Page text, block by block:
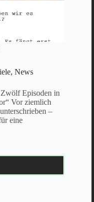
, News
Zwölf Episoden in
Vor ziemlich
–
eine